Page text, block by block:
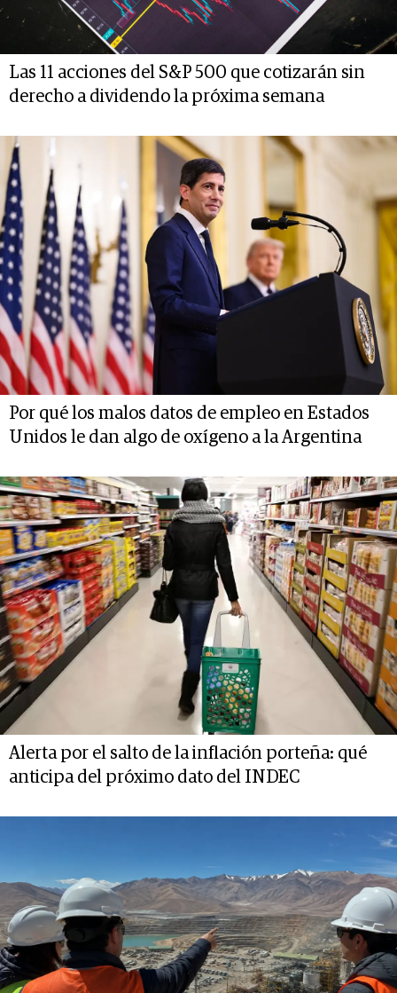
Las 11 acciones del S&P 500 que cotizarán sin
derecho a dividendo la próxima semana
Por qué los malos datos de empleo en Estados
Unidos le dan algo de oxígeno a la Argentina
Alerta por el salto de la inflación porteña: qué
anticipa del próximo dato del INDEC